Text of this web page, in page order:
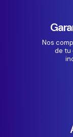
Nos
de tu